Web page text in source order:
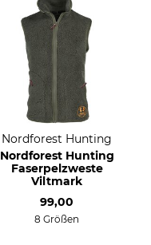
Nordforest Hunting
Nordforest Hunting
Faserpelzweste
Viltmark
99,00
8 Größen